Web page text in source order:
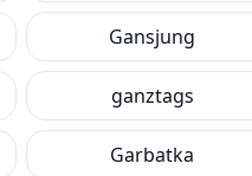
Gansjung
ganztags
Garbatka